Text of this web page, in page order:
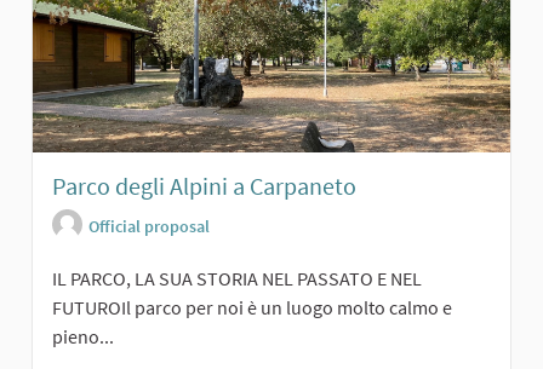
Parco degli Alpini a Carpaneto
Official proposal
IL PARCO, LA SUA STORIA NEL PASSATO E NEL
FUTUROIl parco per noi è un luogo molto calmo e
pieno...